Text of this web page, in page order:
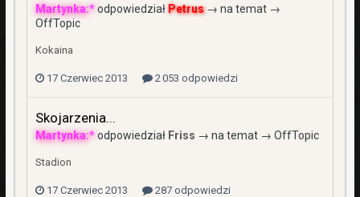
Martynka:*odpowiedziałPetrus→ na temat →
OffTopic
Kokaina
17 Czerwiec 2013 2 053 odpowiedzi
Skojarzenia...
Martynka:*odpowiedział Friss → na temat → OffTopic
Stadion
17 Czerwiec 2013 287 odpowiedzi